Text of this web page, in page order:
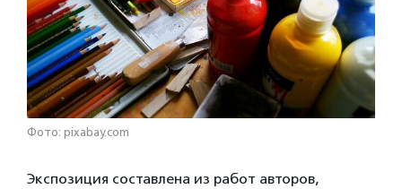
Фото: pixabay.com
Экспозиция составлена из работ авторов,